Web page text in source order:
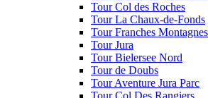
Tour Col des Roches
Tour La Chaux-de-Fonds
Tour Franches Montagnes
Tour Jura
Tour Bielersee Nord
Tour de Doubs
Tour Aventure Jura Parc
Tour Col Des Rangiers